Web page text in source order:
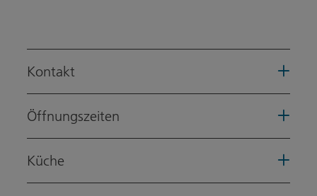
Kontakt
Öffnungszeiten
Küche